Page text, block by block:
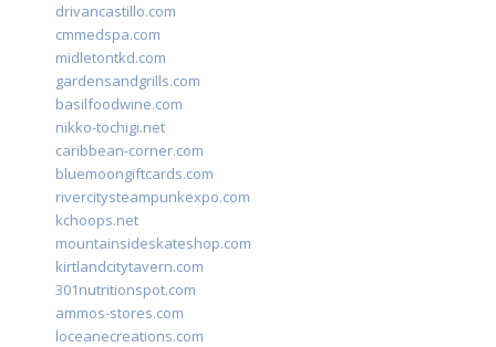
drivancastillo.com
cmmedspa.com
midletontkd.com
gardensandgrills.com
basilfoodwine.com
nikko-tochigi.net
caribbean-corner.com
bluemoongiftcards.com
rivercitysteampunkexpo.com
kchoops.net
mountainsideskateshop.com
kirtlandcitytavern.com
301nutritionspot.com
ammos-stores.com
loceanecreations.com